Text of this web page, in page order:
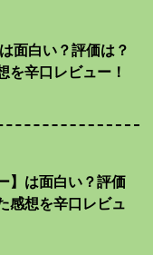
面白い？評価は？
を辛口レビュー！
】は面白い？評価
感想を辛口レビュ